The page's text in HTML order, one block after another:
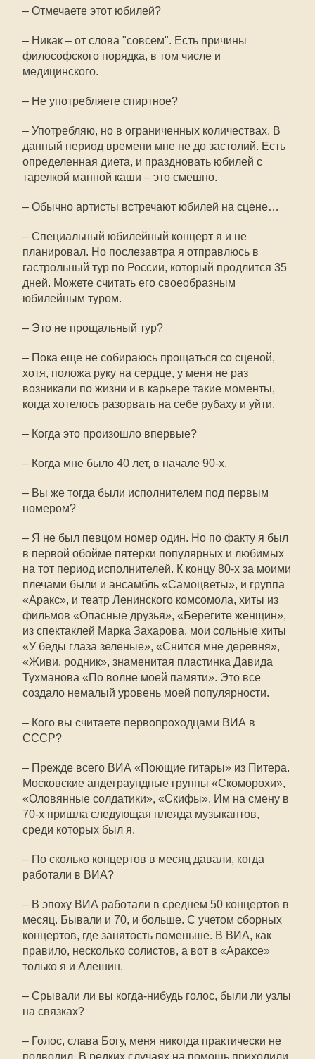
– Отмечаете этот юбилей?
– Никак – от слова "совсем". Есть причины
философского порядка, в том числе и
медицинского.
– Не употребляете спиртное?
– Употребляю, но в ограниченных количествах. В
данный период времени мне не до застолий. Есть
определенная диета, и праздновать юбилей с
тарелкой манной каши – это смешно.
– Обычно артисты встречают юбилей на сцене…
– Специальный юбилейный концерт я и не
планировал. Но послезавтра я отправлюсь в
гастрольный тур по России, который продлится 35
дней. Можете считать его своеобразным
юбилейным туром.
– Это не прощальный тур?
– Пока еще не собираюсь прощаться со сценой,
хотя, положа руку на сердце, у меня не раз
возникали по жизни и в карьере такие моменты,
когда хотелось разорвать на себе рубаху и уйти.
– Когда это произошло впервые?
– Когда мне было 40 лет, в начале 90-х.
– Вы же тогда были исполнителем под первым
номером?
– Я не был певцом номер один. Но по факту я был
в первой обойме пятерки популярных и любимых
на тот период исполнителей. К концу 80-х за моими
плечами были и ансамбль «Самоцветы», и группа
«Аракс», и театр Ленинского комсомола, хиты из
фильмов «Опасные друзья», «Берегите женщин»,
из спектаклей Марка Захарова, мои сольные хиты
«У беды глаза зеленые», «Снится мне деревня»,
«Живи, родник», знаменитая пластинка Давида
Тухманова «По волне моей памяти». Это все
создало немалый уровень моей популярности.
– Кого вы считаете первопроходцами ВИА в
СССР?
– Прежде всего ВИА «Поющие гитары» из Питера.
Московские андеграундные группы «Скоморохи»,
«Оловянные солдатики», «Скифы». Им на смену в
70-х пришла следующая плеяда музыкантов,
среди которых был я.
– По сколько концертов в месяц давали, когда
работали в ВИА?
– В эпоху ВИА работали в среднем 50 концертов в
месяц. Бывали и 70, и больше. С учетом сборных
концертов, где занятость поменьше. В ВИА, как
правило, несколько солистов, а вот в «Араксе»
только я и Алешин.
– Срывали ли вы когда-нибудь голос, были ли узлы
на связках?
– Голос, слава Богу, меня никогда практически не
подводил. В редких случаях на помощь приходили